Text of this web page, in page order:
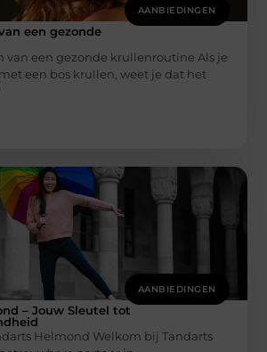
AANBIEDINGEN
een gezonde
van een gezonde krullenroutine Als je
een bos krullen, weet je dat het
AANBIEDINGEN
– Jouw Sleutel tot
Helmond Welkom bij Tandarts